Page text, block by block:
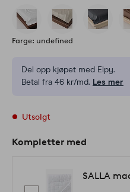
Farge: undefined
Del opp kjøpet med Elpy.
Betal fra 46 kr/md. Les mer
Utsolgt
Kompletter med
SALLA